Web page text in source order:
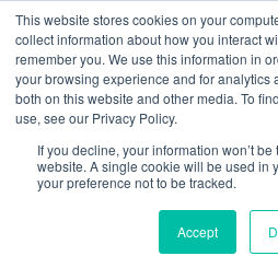
This website stores cookies on your
collect information about how you interact
remember you. We use this information in
your browsing experience and for analytics
both on this website and other media. To
use, see our Privacy Policy.
If you decline, your information won’t
website. A single cookie will be used in
your preference not to be tracked.
Accept
Aller
au
contenu
principal
01 84 20 18 48
Spécialiste de la
de la
à Paris La